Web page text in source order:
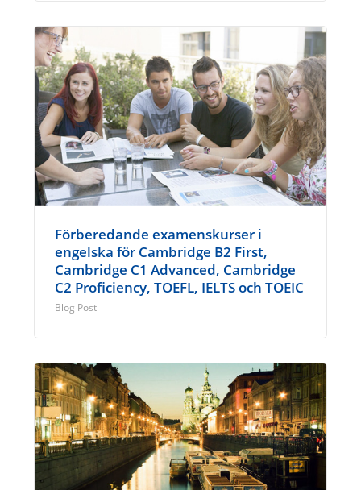
Förberedande examenskurser i
engelska för Cambridge B2 First,
Cambridge C1 Advanced, Cambridge
C2 Proficiency, TOEFL, IELTS och TOEIC
Blog Post